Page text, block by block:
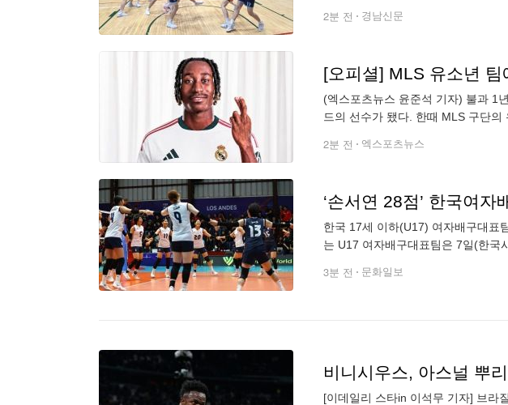
2분 전 경남신문
(엑스포츠뉴스 윤준석 기자) 불과 1
드의 선수가 됐다. 한때 MLS 구단의
2분 전 엑스포츠뉴스
‘손서연 28점’ 한국여
한국 17세 이하(U17) 여자배구대표
는 U17 여자배구대표팀은 7일(한국
3분 전 문화일보
비니시우스, 아스널 뿌
[이데일리 스타in 이석무 기자] 브라